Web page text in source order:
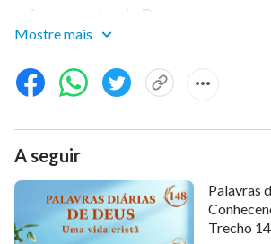
coisas, o poder de Deus começou a
começou a ser revelado, pois Deus
criar todas as coisas.
como Ele as criou,
permaneceram firmes e existiram
de Deus
Antes do surgimento da
Criador usou Seu poder e autoridade
Mostre mais
A seguir
Palavras
Trecho